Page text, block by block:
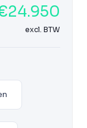
excl. BTW